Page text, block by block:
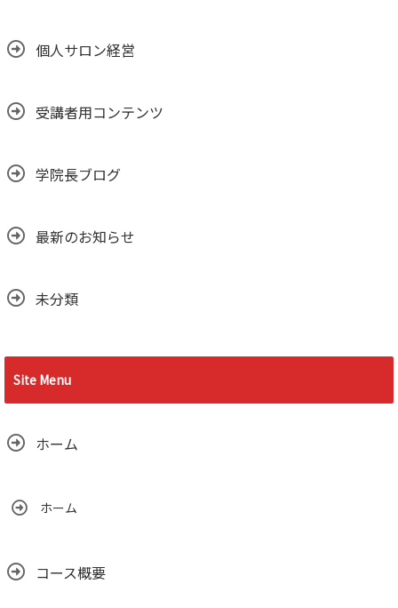
個人サロン経営
受講者用コンテンツ
学院長ブログ
最新のお知らせ
未分類
Site Menu
ホーム
ホーム
コース概要